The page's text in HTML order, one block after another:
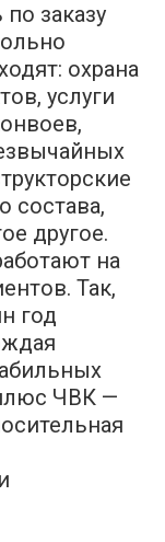
заказу
охрана
услуги
состава,
другое.
на
Так,
год
ЧВК —